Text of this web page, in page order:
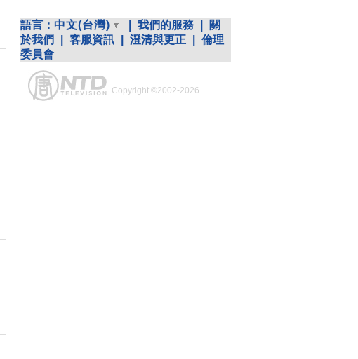
語言： 中文(台灣) 我們的服務
關
於我們
客服資訊 澄清與更正
倫理
委員會
Copyright ©2002-2026